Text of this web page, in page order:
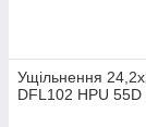
Ущільнення
DFL102 HPU 55D